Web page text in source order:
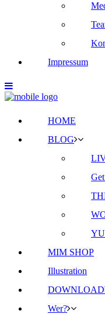
Impressum
HOME
BLOG
MIM SHOP
Illustration
Wer?